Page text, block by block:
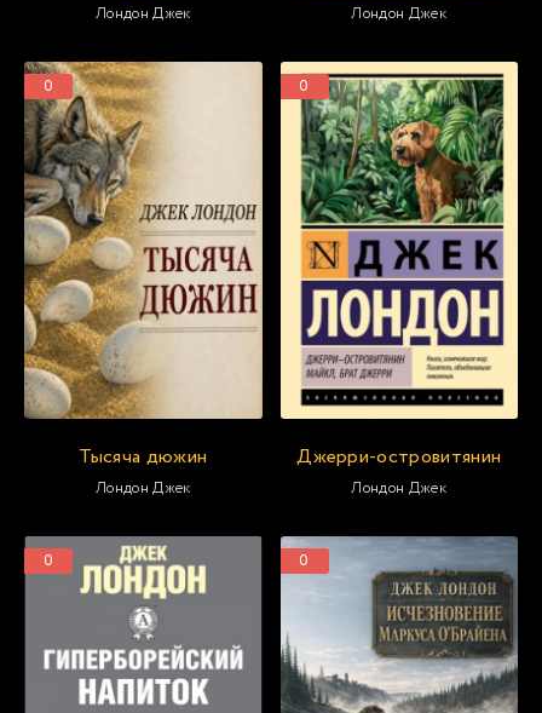
Лондон Джек Лондон Джек
0
Тысяча дюжин
Лондон Джек
0
Джерри-островитянин
Лондон Джек
0 0